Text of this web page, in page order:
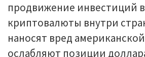
продвижение инвестиций
криптовалюты внутри
наносят вред
ослабляют позиции